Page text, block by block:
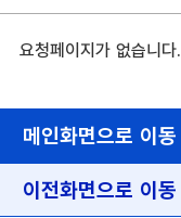
요청페이지가 없습니다.
메인화면으로 이동
이전화면으로 이동